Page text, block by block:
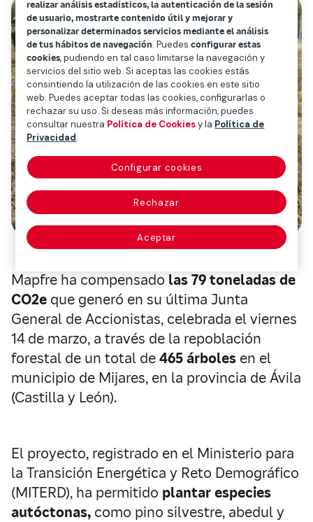
Mapfre ha compensado las 79 toneladas de
CO2e que generó en su última Junta
General de Accionistas, celebrada el viernes
14 de marzo, a través de la repoblación
forestal de un total de465 árboles en el
municipio de Mijares, en la provincia de Ávila
(Castilla y León).
El proyecto, registrado en el Ministerio para
la Transición Energética y Reto Demográfico
(MITERD), ha permitido plantar especies
autóctonas, como pino silvestre, abedul y
realizar análisis estadísticos, la autenticación de la sesión
de usuario, mostrarte contenido útil y mejorar y
personalizar determinados servicios mediante el análisis
de tus hábitos de navegación. Puedesconfigurar estas
cookies, pudiendo en tal caso limitarse la navegación y
servicios del sitio web. Si aceptas las cookies estás
consintiendo la utilización de las cookies en este sitio
web. Puedes aceptar todas las cookies, configurarlas o
rechazar su uso. Si deseas más información, puedes
consultar nuestra Política de Cookiesy la Política de
Privacidad.
Configurar cookies
Rechazar
Aceptar